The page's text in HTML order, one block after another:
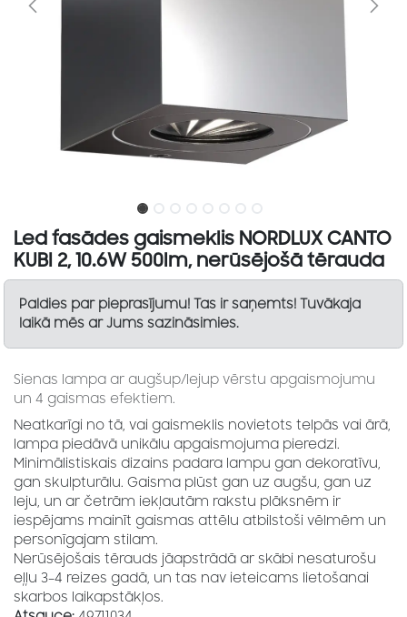
Led fasādes gaismeklis NORDLUX CANTO
KUBI 2, 10.6W 500lm, nerūsējošā tērauda
Paldies par pieprasījumu! Tas ir saņemts! Tuvākaja
laikā mēs ar Jums sazināsimies.
Sienas lampa ar augšup/lejup vērstu apgaismojumu
un 4 gaismas efektiem.
Neatkarīgi no tā, vai gaismeklis novietots telpās vai ārā,
lampa piedāvā unikālu apgaismojuma pieredzi.
Minimālistiskais dizains padara lampu gan dekoratīvu,
gan skulpturālu. Gaisma plūst gan uz augšu, gan uz
leju, un ar četrām iekļautām rakstu plāksnēm ir
iespējams mainīt gaismas attēlu atbilstoši vēlmēm un
personīgajam stilam.
Nerūsējošais tērauds jāapstrādā ar skābi nesaturošu
eļļu 3–4 reizes gadā, un tas nav ieteicams lietošanai
skarbos laikapstākļos.